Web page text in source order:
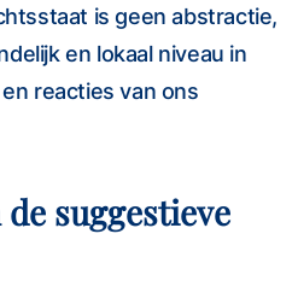
is geen abstractie,
en lokaal niveau in
reacties van ons
suggestieve